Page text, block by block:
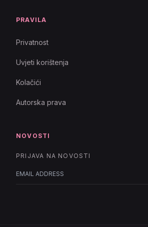
PRAVILA
Privatnost
Uvjeti korištenja
Kolačići
Autorska prava
NOVOSTI
PRIJAVA NA NOVOSTI